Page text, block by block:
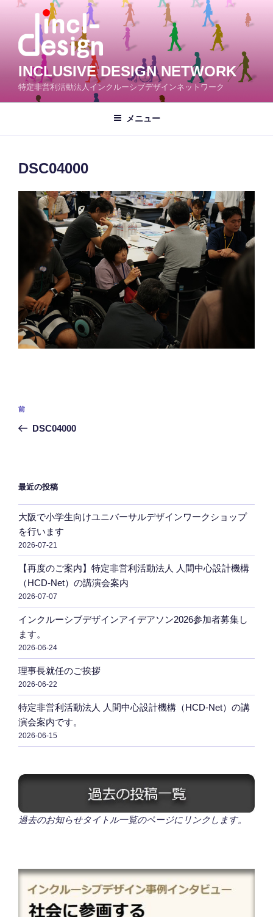
プ
INCLUSIVE DESIGN NETWORK
特定非営利活動法人インクルーシブデザインネットワーク
メニュー
DSC04000
投
ナ
ー
シ
ョ
ン
前
の
前
DSC04000
最近の投稿
大阪で小学生向けユニバーサルデザインワークショップ
を行います
2026-07-21
【再度のご案内】特定非営利活動法人 人間中心設計機構
（HCD-Net）の講演会案内
2026-07-07
インクルーシブデザインアイデアソン2026参加者募集し
ます。
2026-06-24
理事長就任のご挨拶
2026-06-22
特定非営利活動法人 人間中心設計機構（HCD-Net）の講
演会案内です。
2026-06-15
過去のお知らせタイトル一覧のページにリンクします。